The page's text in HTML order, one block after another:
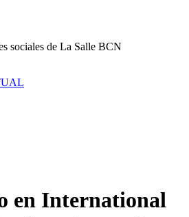
sociales de La Salle BCN
en International